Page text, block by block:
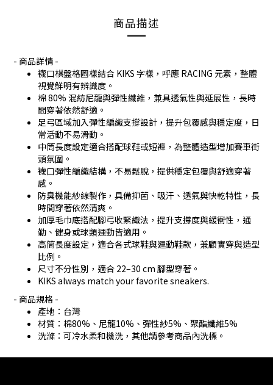
商品描述
- 商品詳情 -
襪口棋盤格圖樣結合 KIKS 字樣，呼應 RACING 元素，整體
視覺鮮明有辨識度。
棉 80% 混紡尼龍與彈性纖維，兼具透氣性與延展性，長時
間穿著依然舒適。
足弓區域加入彈性編織支撐設計，提升包覆感與穩定度，日
常活動不易滑動。
中筒長度設定適合搭配球鞋或短褲，為整體造型增加賽車街
頭氛圍。
襪口彈性編織結構，不易鬆脫，提供穩定包覆與舒適穿著
感。
防臭機能紗線製作，具備抑菌、吸汗、透氣與快乾特性，長
時間穿著依然清爽。
加厚毛巾底搭配腳弓收緊織法，提升支撐度與緩衝性，通
勤、健身或球類運動皆適用。
高筒長度設定，適合各式球鞋與運動鞋款，兼顧實穿與造型
比例。
尺寸不分性別，適合 22–30 cm 腳型穿著。
KIKS always match your favorite sneakers.
- 商品規格 -
產地：台灣
材質：棉80%、尼龍10%、彈性紗5%、聚酯纖維5%
洗滌：可冷水柔和機洗，其他請參考商品內洗標。